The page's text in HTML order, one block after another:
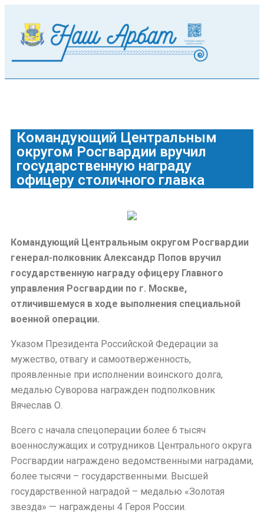
Командующий Центральным
округом Росгвардии вручил
государственную награду
офицеру столичного главка
Командующий Центральным округом Росгвардии
генерал-полковник Александр Попов вручил
государственную награду офицеру Главного
управления Росгвардии по г. Москве,
отличившемуся в ходе выполнения специальной
военной операции.
Указом Президента Российской Федерации за
мужество, отвагу и самоотверженность,
проявленные при исполнении воинского долга,
медалью Суворова награжден подполковник
Вячеслав О.
Всего с начала спецоперации более 6 тысяч
военнослужащих и сотрудников Центрального округа
Росгвардии награждено ведомственными наградами,
более тысячи – государственными. Высшей
государственной наградой – медалью «Золотая
звезда» — награждены 4 Героя России.